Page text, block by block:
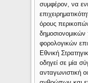
συμφέρον, να
όρους
φορολογικών
Εθνική
οδηγεί σε μία
ανταγωνιστική